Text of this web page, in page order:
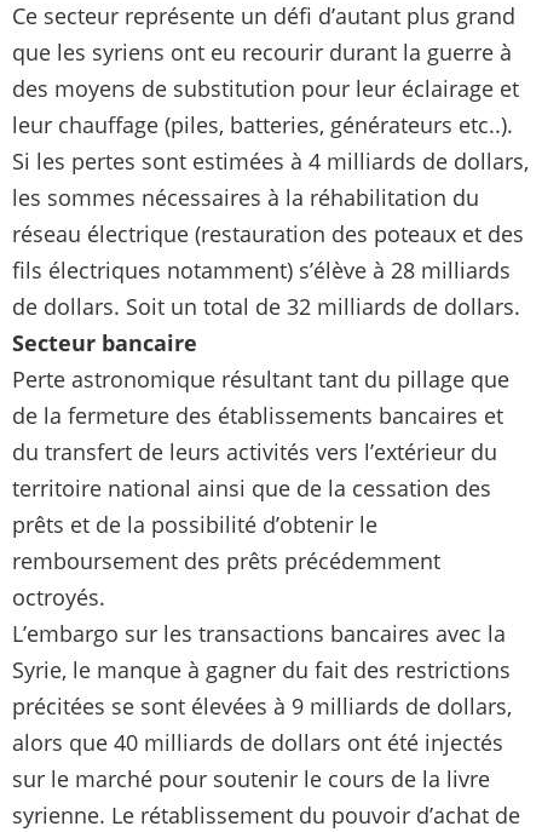
Ce secteur représente un défi d’autant plus grand
que les syriens ont eu recourir durant la guerre à
des moyens de substitution pour leur éclairage et
leur chauffage (piles, batteries, générateurs etc..).
Si les pertes sont estimées à 4 milliards de dollars,
les sommes nécessaires à la réhabilitation du
réseau électrique (restauration des poteaux et des
fils électriques notamment) s’élève à 28 milliards
de dollars. Soit un total de 32 milliards de dollars.
Secteur bancaire
Perte astronomique résultant tant du pillage que
de la fermeture des établissements bancaires et
du transfert de leurs activités vers l’extérieur du
territoire national ainsi que de la cessation des
prêts et de la possibilité d’obtenir le
remboursement des prêts précédemment
octroyés.
L’embargo sur les transactions bancaires avec la
Syrie, le manque à gagner du fait des restrictions
précitées se sont élevées à 9 milliards de dollars,
alors que 40 milliards de dollars ont été injectés
sur le marché pour soutenir le cours de la livre
syrienne. Le rétablissement du pouvoir d’achat de